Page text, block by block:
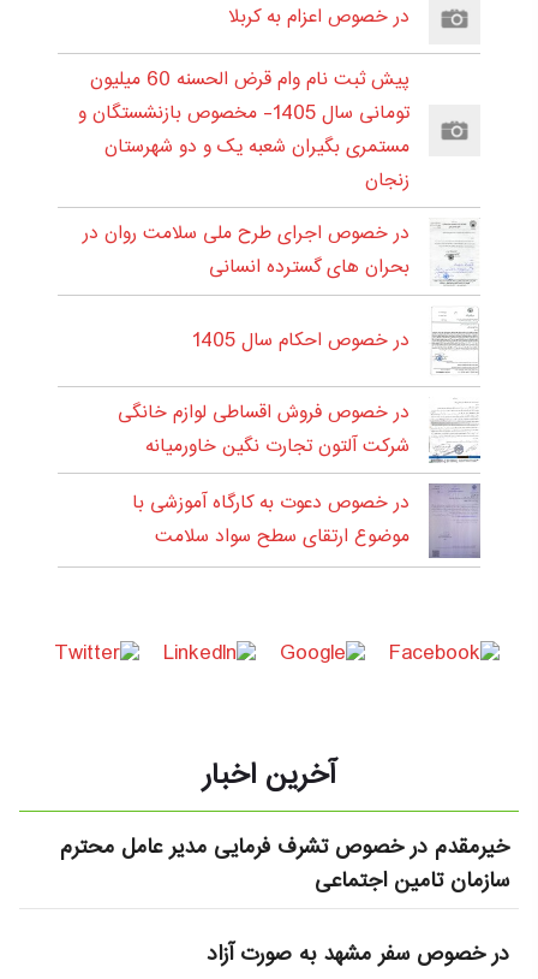
در خصوص اعزام به کربلا
پیش ثبت نام وام قرض الحسنه 60 میلیون
تومانی سال 1405- مخصوص بازنشستگان و
مستمری بگیران شعبه یک و دو شهرستان
زنجان
در خصوص اجرای طرح ملی سلامت روان در
بحران های گسترده انسانی
در خصوص احکام سال 1405
در خصوص فروش اقساطی لوازم خانگی
شرکت آلتون تجارت نگین خاورمیانه
در خصوص دعوت به کارگاه آموزشی با
موضوع ارتقای سطح سواد سلامت
آخرین اخبار
خیرمقدم در خصوص تشرف فرمایی مدیر عامل محترم
سازمان تامین اجتماعی
در خصوص سفر مشهد به صورت آزاد